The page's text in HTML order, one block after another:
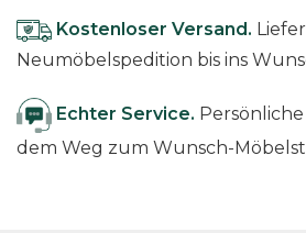
Kostenloser Versand.
Neumöbelspedition bis ins
Echter Service.
dem Weg zum Wunsch-